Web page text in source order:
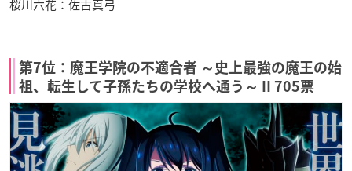
桜川六花：佐古真弓
第7位：魔王学院の不適合者 ～史上最強の魔王の始
祖、転生して子孫たちの学校へ通う～ II 705票